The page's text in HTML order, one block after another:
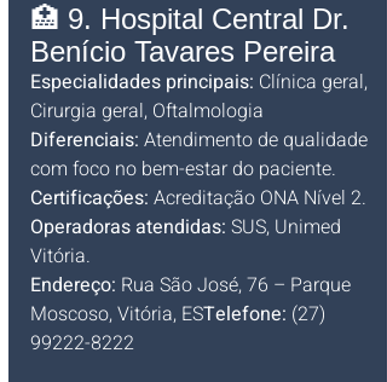
🏥 9. Hospital Central Dr.
Benício Tavares Pereira
Especialidades principais: Clínica geral,
Cirurgia geral, Oftalmologia
Diferenciais: Atendimento de qualidade
com foco no bem-estar do paciente.
Certificações: Acreditação ONA Nível 2.
Operadoras atendidas: SUS, Unimed
Vitória.
Endereço: Rua São José, 76 – Parque
Moscoso, Vitória, ESTelefone: (27)
99222-8222